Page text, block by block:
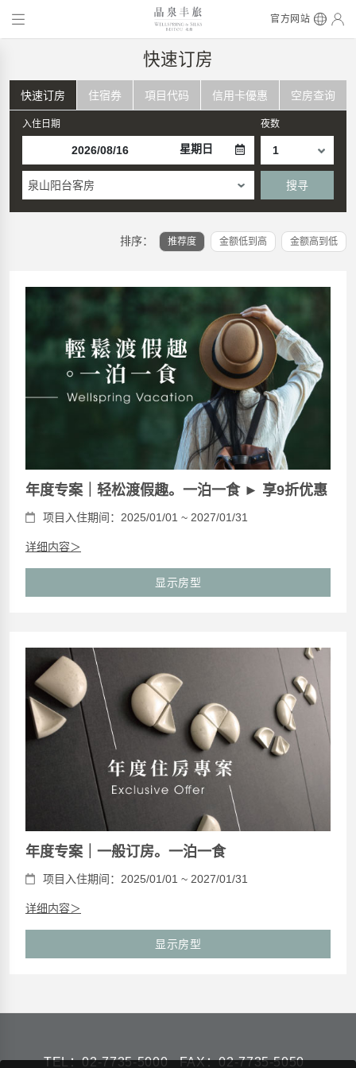
官方网站
快速订房
快速订房 住宿券 項目代码 信用卡優惠 空房查询
入住日期
星期日
夜数
泉山阳台客房 搜寻
排序： 推荐度 金额低到高 金额高到低
年度专案｜轻松渡假趣。一泊一食 ► 享9折优惠
项目入住期间：2025/01/01 ~ 2027/01/31
详细内容＞
显示房型
年度专案｜一般订房。一泊一食
项目入住期间：2025/01/01 ~ 2027/01/31
详细内容＞
显示房型
TEL：02-7735-5000 FAX：02-7735-5050